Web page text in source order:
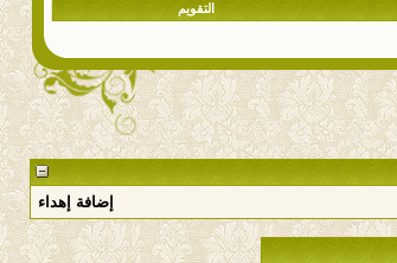
التقويم
إضافة إهداء